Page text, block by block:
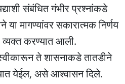
संबंधित गंभीर प्रश्नांकडे
मागण्यांवर सकारात्मक निर्णय
व्यक्त करण्यात आली.
स्वीकारून ते शासनाकडे तातडीने
येईल, असे आश्वासन दिले.